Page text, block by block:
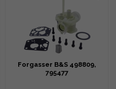
Forgasser B&S 498809,
795477